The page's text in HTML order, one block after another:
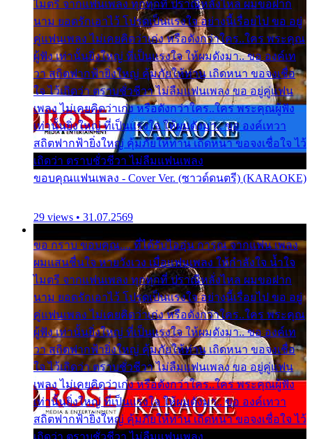
ไมตรี จากแฟนเพลง ทุกทุกที่ ปราณีหลั่งไหล ผมขอฝาก
นาม ยอดรักเอาไว้ โปรดเป็นแรงใจ อย่างนี้เรื่อยไป ขอ อยู่
คู่แฟนเพลง ไม่เคยคิดว่าเก่ง หรือดังกว่าใคร..ใคร พระคุณ
ผู้ฟัง เท่านั้นยิ่งใหญ่ ที่เป็นแรงใจ ให้ผมดังมา.. ขอ องค์เท
วา สถิตฟากฟ้ายิ่งใหญ่ คุ้มภัยให้ท่าน เถิดหนา ขอจงเชื่อ
ใจ ไว้เถิดว่า ตราบชั่วชีวา ไม่ลืมแฟนเพลง ขอ อยู่คู่แฟน
เพลง ไม่เคยคิดว่าเก่ง หรือดังกว่าใคร..ใคร พระคุณผู้ฟัง
เท่านั้นยิ่งใหญ่ ที่เป็นแรงใจ ให้ผมดังมา.. ขอ องค์เทวา
สถิตฟากฟ้ายิ่งใหญ่ คุ้มภัยให้ท่าน เถิดหนา ขอจงเชื่อใจ ไว้
เถิดว่า ตราบชั่วชีวา ไม่ลืมแฟนเพลง
ขอบคุณแฟนเพลง - Cover Ver. (ซาวด์ดนตรี) (KARAOKE)
29 views • 31.07.2569
ขอ กราบ ขอบคุณ.... ที่ได้รับไออุ่น การุณ จากแฟน เพลง
ผมแสนชื่นใจ หายวังเวง เมื่อแฟนเพลง ให้กำลังใจ น้ำใจ
ไมตรี จากแฟนเพลง ทุกทุกที่ ปราณีหลั่งไหล ผมขอฝาก
นาม ยอดรักเอาไว้ โปรดเป็นแรงใจ อย่างนี้เรื่อยไป ขอ อยู่
คู่แฟนเพลง ไม่เคยคิดว่าเก่ง หรือดังกว่าใคร..ใคร พระคุณ
ผู้ฟัง เท่านั้นยิ่งใหญ่ ที่เป็นแรงใจ ให้ผมดังมา.. ขอ องค์เท
วา สถิตฟากฟ้ายิ่งใหญ่ คุ้มภัยให้ท่าน เถิดหนา ขอจงเชื่อ
ใจ ไว้เถิดว่า ตราบชั่วชีวา ไม่ลืมแฟนเพลง ขอ อยู่คู่แฟน
เพลง ไม่เคยคิดว่าเก่ง หรือดังกว่าใคร..ใคร พระคุณผู้ฟัง
เท่านั้นยิ่งใหญ่ ที่เป็นแรงใจ ให้ผมดังมา.. ขอ องค์เทวา
สถิตฟากฟ้ายิ่งใหญ่ คุ้มภัยให้ท่าน เถิดหนา ขอจงเชื่อใจ ไว้
เถิดว่า ตราบชั่วชีวา ไม่ลืมแฟนเพลง